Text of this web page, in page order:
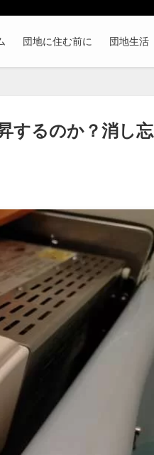
団地に住む前に 団地生活
するのか？消し忘